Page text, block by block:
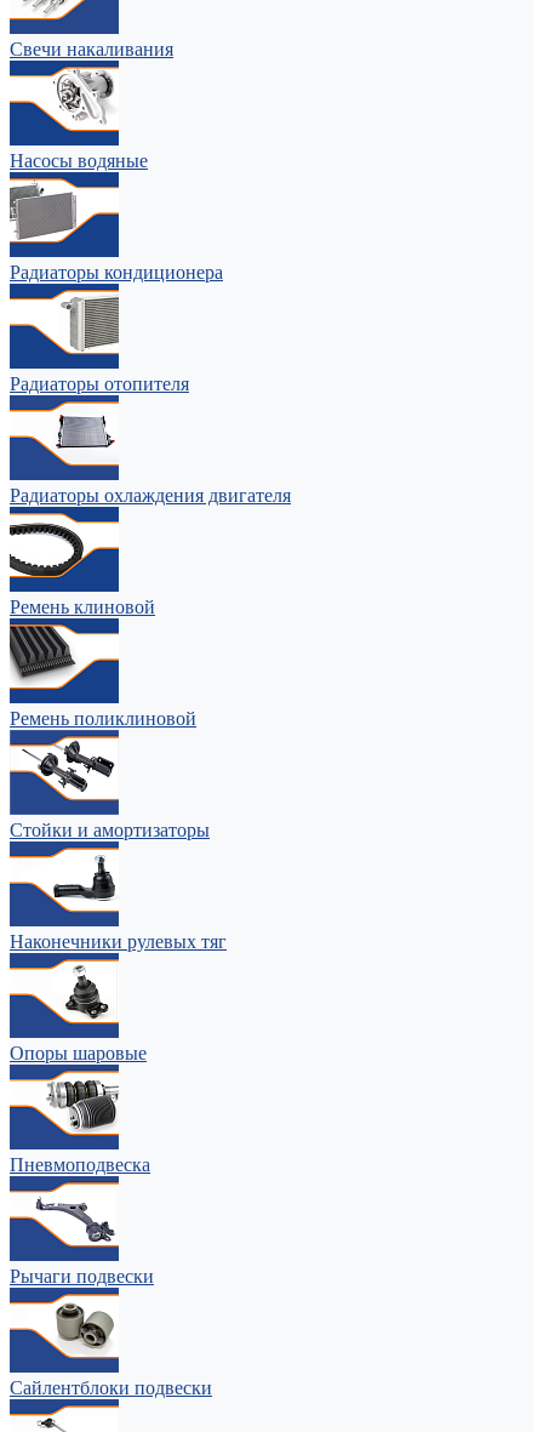
Свечи накаливания
Насосы водяные
Радиаторы кондиционера
Радиаторы отопителя
Радиаторы охлаждения двигателя
Ремень клиновой
Ремень поликлиновой
Стойки и амортизаторы
Наконечники рулевых тяг
Опоры шаровые
Пневмоподвеска
Рычаги подвески
Сайлентблоки подвески